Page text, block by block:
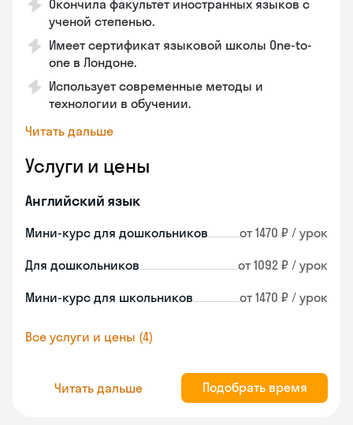
Окончила факультет иностранных языков с
ученой степенью.
Имеет сертификат языковой школы One-to-
one в Лондоне.
Использует современные методы и
технологии в обучении.
Читать дальше
Услуги и цены
Английский язык
Мини-курс для дошкольников от 1470 ₽ / урок
Для дошкольников от 1092 ₽ / урок
Мини-курс для школьников от 1470 ₽ / урок
Все услуги и цены (4)
Читать дальше Подобрать время